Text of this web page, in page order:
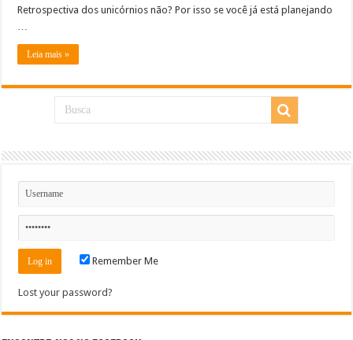
Retrospectiva dos unicórnios não? Por isso se você já está planejando
Leia mais »
Remember Me
Lost your password?